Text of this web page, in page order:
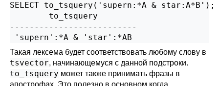
SELECT to_tsquery('supern:*A & star:A*B');
        to_tsquery
--------------------------
Такая лексема будет соответствовать любому слову в
tsvector, начинающемуся с данной подстроки.
to_tsquery может также принимать фразы в
апострофах. Это полезно в основном когда